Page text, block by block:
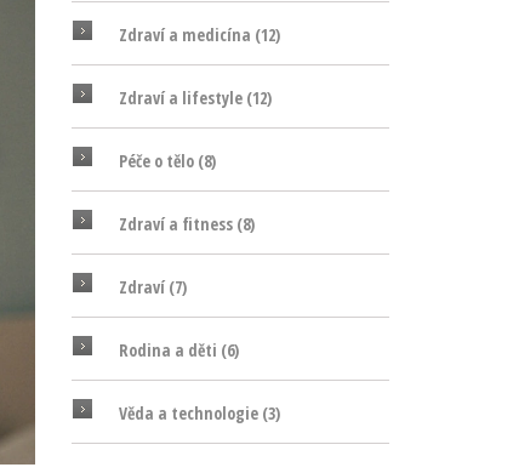
Zdraví a medicína (12)
Zdraví a lifestyle (12)
Péče o tělo (8)
Zdraví a fitness (8)
Zdraví (7)
Rodina a děti (6)
Věda a technologie (3)